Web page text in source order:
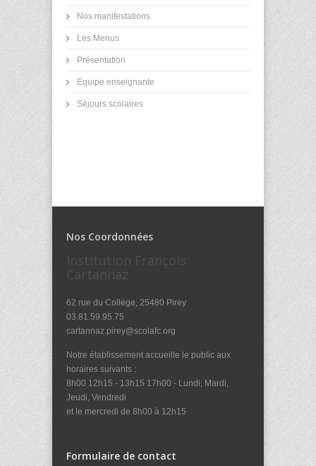
Nos manifestations
Les Menus
Présentation
Equipe enseignante
Séjours scolaires
Nos Coordonnées
Institution François
Cartannaz
62 rue du Collège, 25480 Pirey
03.81.59.95.75
cartannaz.pirey@scolafc.org
Notre établissement accueille le public aux
horaires suivants :
8h00 12h15 - 13h15 17h00 - Lundi, Mardi,
Jeudi, Vendredi
et le mercredi de 8h00 à 12h15
Formulaire de contact